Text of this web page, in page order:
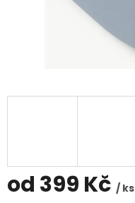
od 399 Kč / ks